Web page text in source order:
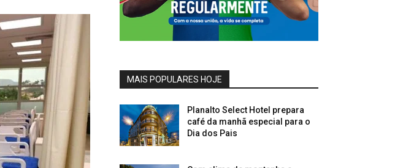
MAIS POPULARES HOJE
Planalto Select Hotel prepara
café da manhã especial para o
Dia dos Pais